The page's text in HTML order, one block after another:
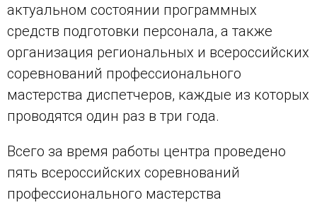
актуальном состоянии программных
средств подготовки персонала, а также
организация региональных и всероссийских
соревнований профессионального
мастерства диспетчеров, каждые из которых
проводятся один раз в три года.
Всего за время работы центра проведено
пять всероссийских соревнований
профессионального мастерства